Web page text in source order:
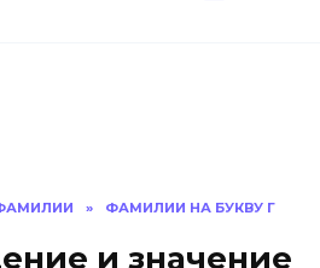
» ФАМИЛИИ НА БУКВУ Г
и значение